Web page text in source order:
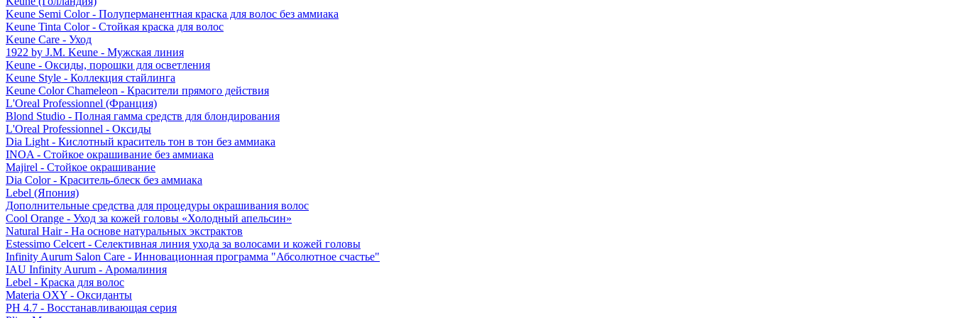
Keune Semi Color - Полуперманентная краска для волос без аммиака
Keune Tinta Color - Стойкая краска для волос
Keune Care - Уход
1922 by J.M. Keune - Мужская линия
Keune - Оксиды, порошки для осветления
Keune Style - Коллекция стайлинга
Keune Color Chameleon - Красители прямого действия
L'Oreal Professionnel (Франция)
Blond Studio - Полная гамма средств для блондирования
L'Oreal Professionnel - Оксиды
Dia Light - Кислотный краситель тон в тон без аммиака
INOA - Стойкое окрашивание без аммиака
Majirel - Стойкое окрашивание
Dia Color - Краситель-блеск без аммиака
Lebel (Япония)
Дополнительные средства для процедуры окрашивания волос
Cool Orange - Уход за кожей головы «Холодный апельсин»
Natural Hair - На основе натуральных экстрактов
Estessimo Celcert - Селективная линия ухода за волосами и кожей головы
Infinity Aurum Salon Care - Инновационная программа "Абсолютное счастье"
IAU Infinity Aurum - Аромалиния
Lebel - Краска для волос
Materia OXY - Оксиданты
PH 4.7 - Восстанавливающая серия